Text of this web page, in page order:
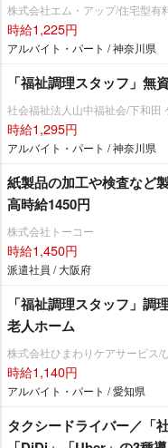
株式会社エム・アップ/住宅型有
時給1,225円
アルバイト・パート / 神奈川県
「福祉調理スタッフ」無
社会福祉法人山中福祉会/下和田
時給1,295円
アルバイト・パート / 神奈川県
紙製品の加工や検査など
高時給1450円
株式会社トーコー
時給1,450円
派遣社員 / 大阪府
「福祉調理スタッフ」調
老人ホーム
株式会社ひまわりケアサービス/
時給1,140円
アルバイト・パート / 愛知県
タクシードライバー／「